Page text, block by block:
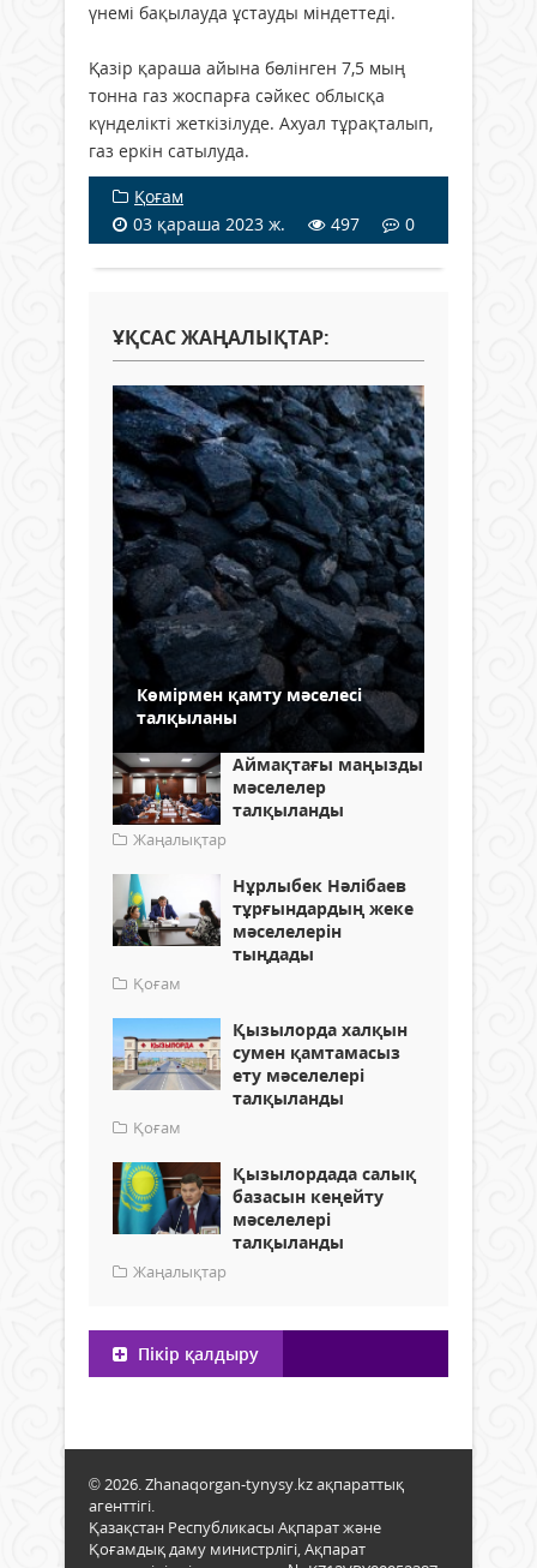
үнемі бақылауда ұстауды міндеттеді.
Қазір қараша айына бөлінген 7,5 мың
тонна газ жоспарға сәйкес облысқа
күнделікті жеткізілуде. Ахуал тұрақталып,
газ еркін сатылуда.
Қоғам
03 қараша 2023 ж.
497 0
ҰҚСАС ЖАҢАЛЫҚТАР:
Көмірмен қамту мәселесі
талқыланы
Аймақтағы маңызды
мәселелер
талқыланды
Жаңалықтар
Нұрлыбек Нәлібаев
тұрғындардың жеке
мәселелерін
тыңдады
Қоғам
Қызылорда халқын
сумен қамтамасыз
ету мәселелері
талқыланды
Қоғам
Қызылордада салық
базасын кеңейту
мәселелері
талқыланды
Жаңалықтар
Пікір қалдыру
© 2026. Zhanaqorgan-tynysy.kz ақпараттық
агенттігі.
Қазақстан Республикасы Ақпарат және
Қоғамдық даму министрлігі, Ақпарат